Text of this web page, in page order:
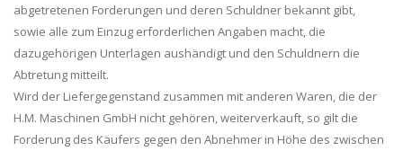
abgetretenen Forderungen und deren Schuldner bekannt gibt,
sowie alle zum Einzug erforderlichen Angaben macht, die
dazugehörigen Unterlagen aushändigt und den Schuldnern die
Abtretung mitteilt.
Wird der Liefergegenstand zusammen mit anderen Waren, die der
H.M. Maschinen GmbH nicht gehören, weiterverkauft, so gilt die
Forderung des Käufers gegen den Abnehmer in Höhe des zwischen